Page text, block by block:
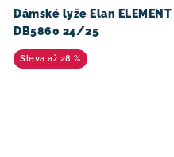
Dámské lyže Elan
DB5860 24/25
až 28 %